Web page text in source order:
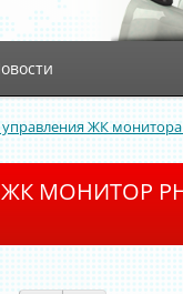
управления ЖК
МОНИТОР